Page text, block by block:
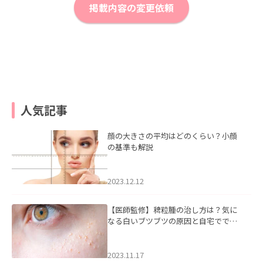
掲載内容の変更依頼
人気記事
顔の大きさの平均はどのくらい？小顔
の基準も解説
2023.12.12
【医師監修】稗粒腫の治し方は？気に
なる白いブツブツの原因と自宅ででき
2023.11.17